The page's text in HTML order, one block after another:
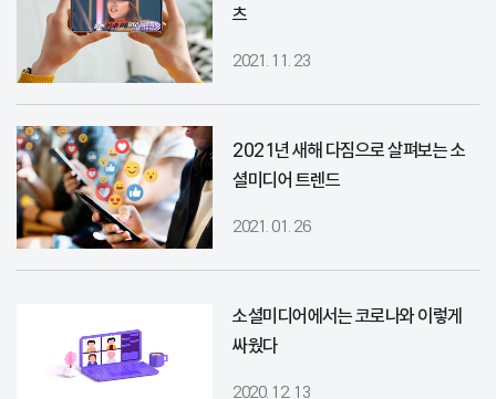
츠
2021. 11. 23
2021년 새해 다짐으로 살펴보는 소
셜미디어 트렌드
2021. 01. 26
소셜미디어에서는 코로나와 이렇게
싸웠다
2020. 12. 13